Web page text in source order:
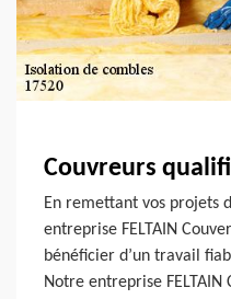
Couvreurs
En remettant vos projets
entreprise FELTAIN
bénéficier d’un travail
Notre entreprise